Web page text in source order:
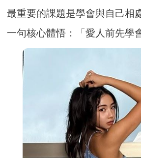
最重要的課題是學會與自己相
一句核心體悟：「愛人前先學